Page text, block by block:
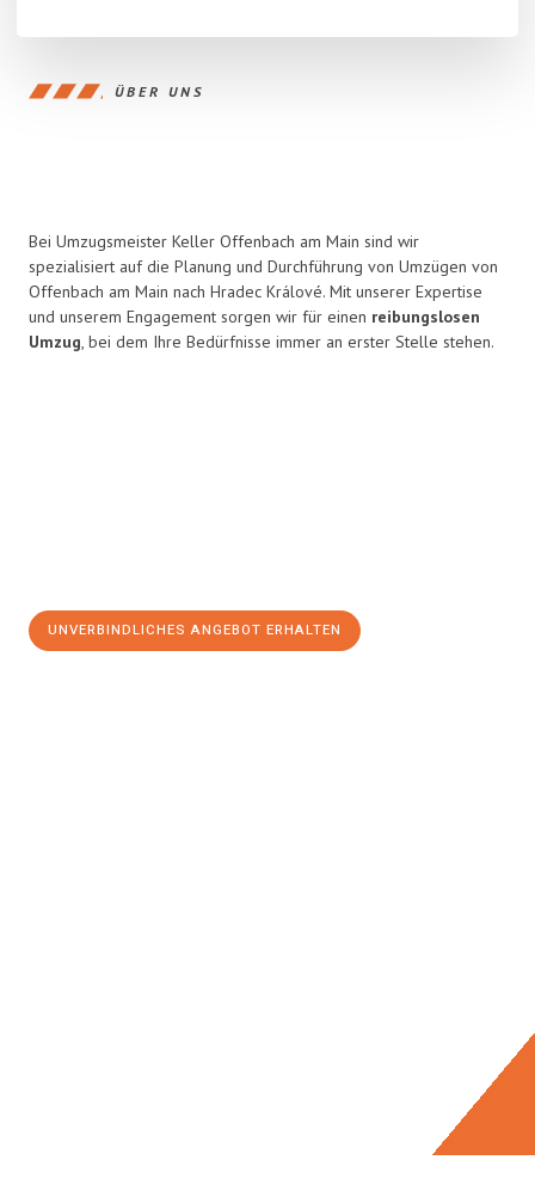
ÜBER UNS
Bei Umzugsmeister Keller Offenbach am Main sind wir
spezialisiert auf die Planung und Durchführung von Umzügen von
Offenbach am Main nach Hradec Králové. Mit unserer Expertise
und unserem Engagement sorgen wir für einen reibungslosen
Umzug, bei dem Ihre Bedürfnisse immer an erster Stelle stehen.
UNVERBINDLICHES ANGEBOT ERHALTEN